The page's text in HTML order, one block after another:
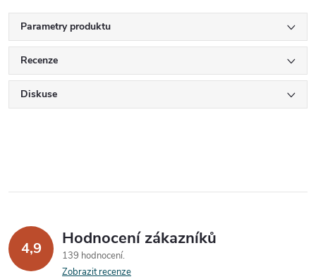
Parametry produktu
Recenze
Diskuse
4,9 Hodnocení zákazníků
139 hodnocení
Zobrazit recenze